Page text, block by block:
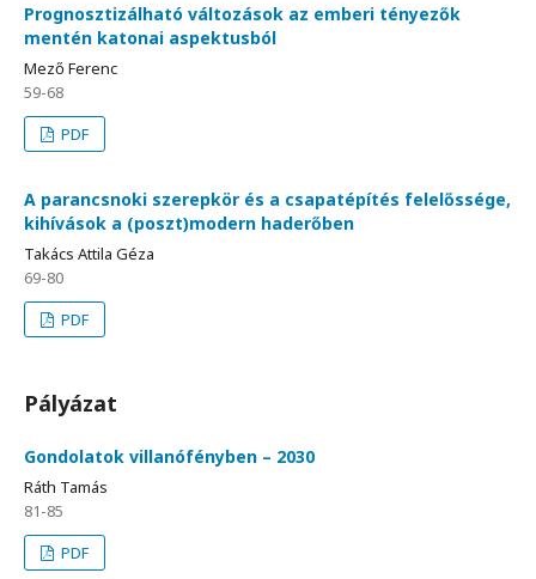
Prognosztizálható változások az emberi tényezők
mentén katonai aspektusból
Mező Ferenc
59-68
PDF
A parancsnoki szerepkör és a csapatépítés felelőssége,
kihívások a (poszt)modern haderőben
Takács Attila Géza
69-80
PDF
Pályázat
Gondolatok villanófényben – 2030
Ráth Tamás
81-85
PDF